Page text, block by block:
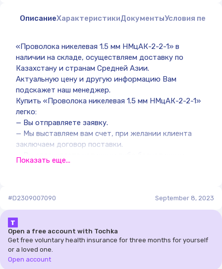
ОписаниеХарактеристикиДокументыУсловия
«Проволока никелевая 1.5 мм НМцАК-2-2-1» в
наличии на складе, осуществляем доставку по
Казахстану и странам Средней Азии.
Актуальную цену и другую информацию Вам
подскажет наш менеджер.
Купить «Проволока никелевая 1.5 мм НМцАК-2-2-1»
легко:
— Вы отправляете заявку.
— Мы выставляем вам счет, при желании клиента
заключаем договор поставки.
— Вы оплачиваете наличным либо безналичным
— Поставляемый товар постоянно имеется в
наличии на наших складах, и хранится на складе
«порядка 5000 наименований».
— Мы предлагаем отсрочку платежа постоянным
клиентам.
— Мы делаем все возможное для минимизации
сроков обработки и доставки.
Показать еще...
#D2309007090 September 8, 2023
Т
Open a free account with Tochka
Get free voluntary health insurance for three months for yourself
or a loved one.
Open account